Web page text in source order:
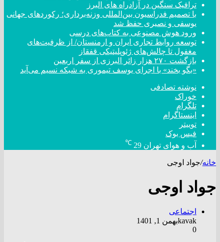
ترافیک سنگین در آزادراه های البرز
با تصمیم فدراسیون بین‌المللی وزنه‌برداری؛ رکورد‌های جهانی
یوسفی و نصیری حفظ شد
ورود هوش مصنوعی به کتاب‌های درسی
توسعه روابط تجاری ایران و ارمنستان/ از ظرفیت‌های
مغفول تا چالش‌های ژئوپلیتیکی قفقاز
بازگشت ۲۷۰ هزار زائر البرزی از سفر اربعین
«بگو بخند» با اجرای یوسف تیموری به شبکه نسیم می‌آید
نوشته تصادفی
خوراک
تلگرام
اینستاگرام
توییتر
فیس بوک
آب و هوای تهران 29
℃
خانه/جواد اوجی
جواد اوجی
اجتماعی
kavakبهمن 1, 1401
0